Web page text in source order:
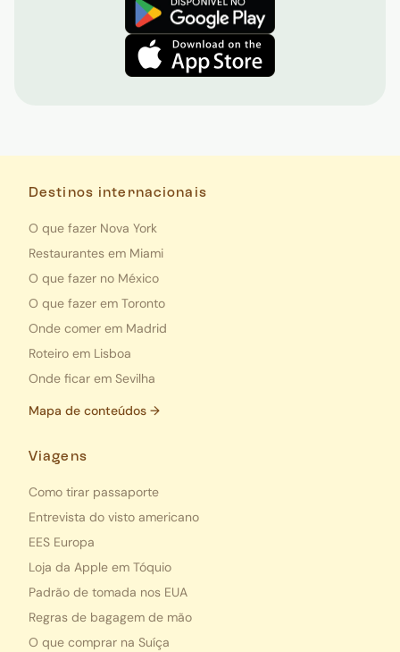
Destinos internacionais
O que fazer Nova York
Restaurantes em Miami
O que fazer no México
O que fazer em Toronto
Onde comer em Madrid
Roteiro em Lisboa
Onde ficar em Sevilha
Mapa de conteúdos →
Viagens
Como tirar passaporte
Entrevista do visto americano
EES Europa
Loja da Apple em Tóquio
Padrão de tomada nos EUA
Regras de bagagem de mão
O que comprar na Suíça